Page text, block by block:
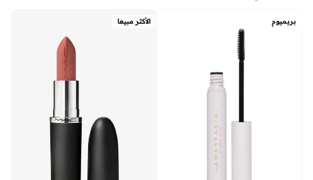
بريميوم الأكثر مبيعا